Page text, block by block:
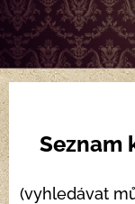
Seznam
(vyhledávat